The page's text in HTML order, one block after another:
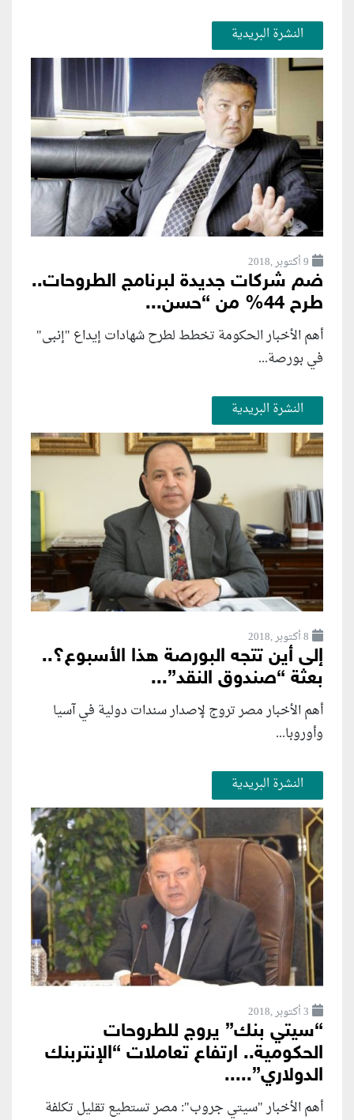
النشرة البريدية
9 أكتوبر ,2018
ضم شركات جديدة لبرنامج الطروحات..
طرح 44% من “حسن...
أهم الأخبار الحكومة تخطط لطرح شهادات إيداع "إنبى"
في بورصة...
النشرة البريدية
8 أكتوبر ,2018
إلى أين تتجه البورصة هذا الأسبوع؟..
بعثة “صندوق النقد”...
أهم الأخبار مصر تروج لإصدار سندات دولية في آسيا
وأوروبا...
النشرة البريدية
3 أكتوبر ,2018
“سيتي بنك” يروج للطروحات
الحكومية.. ارتفاع تعاملات “الإنتربنك
الدولاري”.....
أهم الأخبار "سيتي جروب": مصر تستطيع تقليل تكلفة